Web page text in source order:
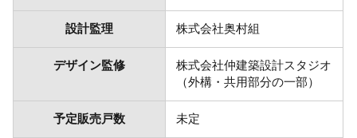
設計監理 株式会社奥村組
デザイン監修
株式会社仲建築設計スタジオ
（外構・共用部分の一部）
予定販売戸数 未定